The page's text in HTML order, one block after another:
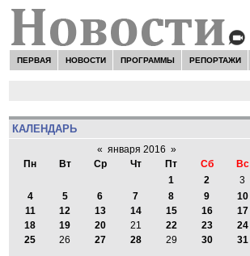
ПЕРВАЯ НОВОСТИ ПРОГРАММЫ РЕПОРТАЖИ
КАЛЕНДАРЬ
« января 2016 »
Пн
Вт Ср Чт Пт Сб
Вс
1
2
3
4
5 6 7 8 9
10
11
12 13 14 15 16
17
18
19 20 21 22 23
24
25
26 27 28 29 30 31